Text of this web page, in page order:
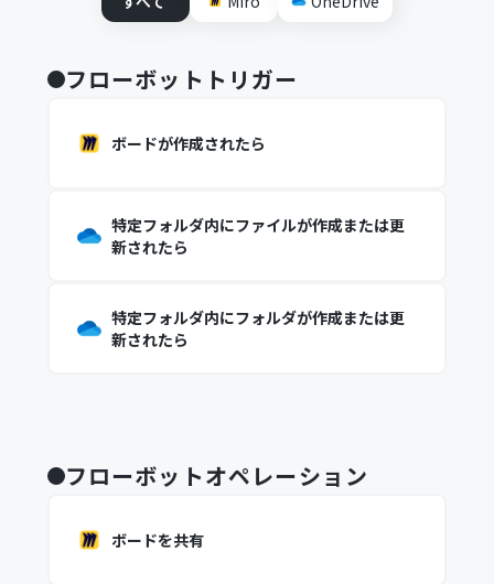
フローボットトリガー
ボードが作成されたら
特定フォルダ内にファイルが作成または更
新されたら
特定フォルダ内にフォルダが作成または更
新されたら
フローボットオペレーション
ボードを共有